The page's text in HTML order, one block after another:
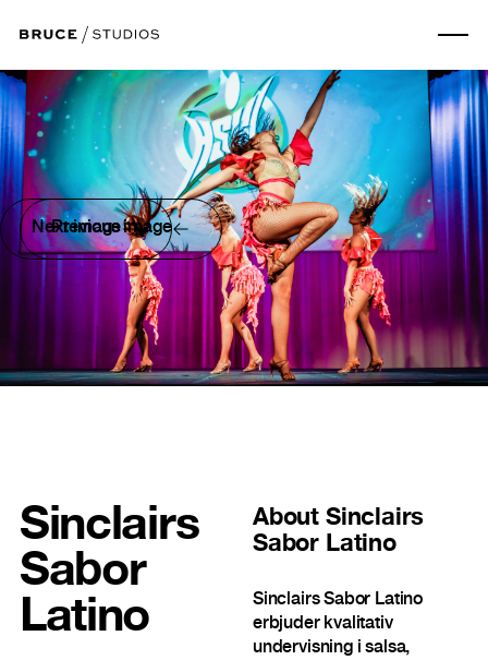
Previous image
Next image
Sinclairs
Sabor
Latino
About Sinclairs
Sabor Latino
Sinclairs Sabor Latino
erbjuder kvalitativ
undervisning i salsa,